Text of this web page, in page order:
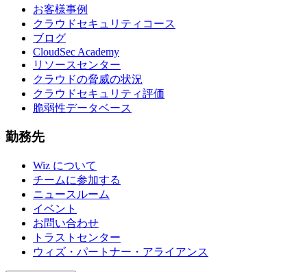
お客様事例
クラウドセキュリティコース
ブログ
CloudSec Academy
リソースセンター
クラウドの脅威の状況
クラウドセキュリティ評価
脆弱性データベース
勤務先
Wiz について
チームに参加する
ニュースルーム
イベント
お問い合わせ
トラストセンター
ウィズ・パートナー・アライアンス